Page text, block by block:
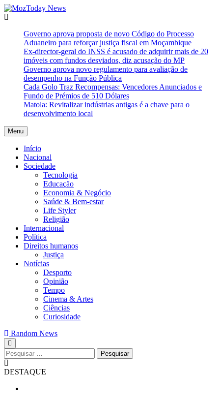
Skip
to
Governo aprova proposta de novo Código do Processo
Aduaneiro para reforçar justiça fiscal em Moçambique
Ex-director-geral do INSS é acusado de adquirir mais de 20
imóveis com fundos desviados, diz acusação do MP
Governo aprova novo regulamento para avaliação de
desempenho na Função Pública
Cada Golo Traz Recompensas: Vencedores Anunciados e
Fundo de Prémios de 510 Dólares
Matola: Revitalizar indústrias antigas é a chave para o
desenvolvimento local
Menu
Início
Nacional
Sociedade
Tecnologia
Educação
Economia & Negócio
Saúde & Bem-estar
Life Styler
Religião
Internacional
Política
Direitos humanos
Justiça
Notícias
Desporto
Opinião
Tempo
Cinema & Artes
Ciências
Curiosidade
Random News
Pesquisar
por:
DESTAQUE